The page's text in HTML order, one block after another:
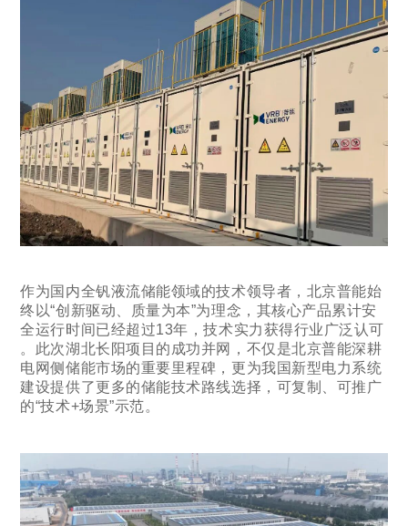
作为国内全钒液流储能领域的技术领导者，北京普能始
终以“创新驱动、质量为本”为理念，其核心产品累计安
全运行时间已经超过13年，技术实力获得行业广泛认可
。此次湖北长阳项目的成功并网，不仅是北京普能深耕
电网侧储能市场的重要里程碑，更为我国新型电力系统
建设提供了更多的储能技术路线选择，可复制、可推广
的“技术+场景”示范。